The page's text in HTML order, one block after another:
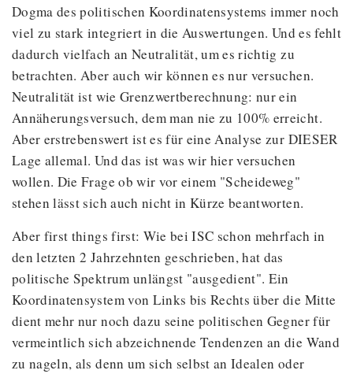
Dogma des politischen Koordinatensystems immer noch
viel zu stark integriert in die Auswertungen. Und es fehlt
dadurch vielfach an Neutralität, um es richtig zu
betrachten. Aber auch wir können es nur versuchen.
Neutralität ist wie Grenzwertberechnung: nur ein
Annäherungsversuch, dem man nie zu 100% erreicht.
Aber erstrebenswert ist es für eine Analyse zur DIESER
Lage allemal. Und das ist was wir hier versuchen
wollen. Die Frage ob wir vor einem "Scheideweg"
stehen lässt sich auch nicht in Kürze beantworten.
Aber first things first: Wie bei ISC schon mehrfach in
den letzten 2 Jahrzehnten geschrieben, hat das
politische Spektrum unlängst "ausgedient". Ein
Koordinatensystem von Links bis Rechts über die Mitte
dient mehr nur noch dazu seine politischen Gegner für
vermeintlich sich abzeichnende Tendenzen an die Wand
zu nageln, als denn um sich selbst an Idealen oder